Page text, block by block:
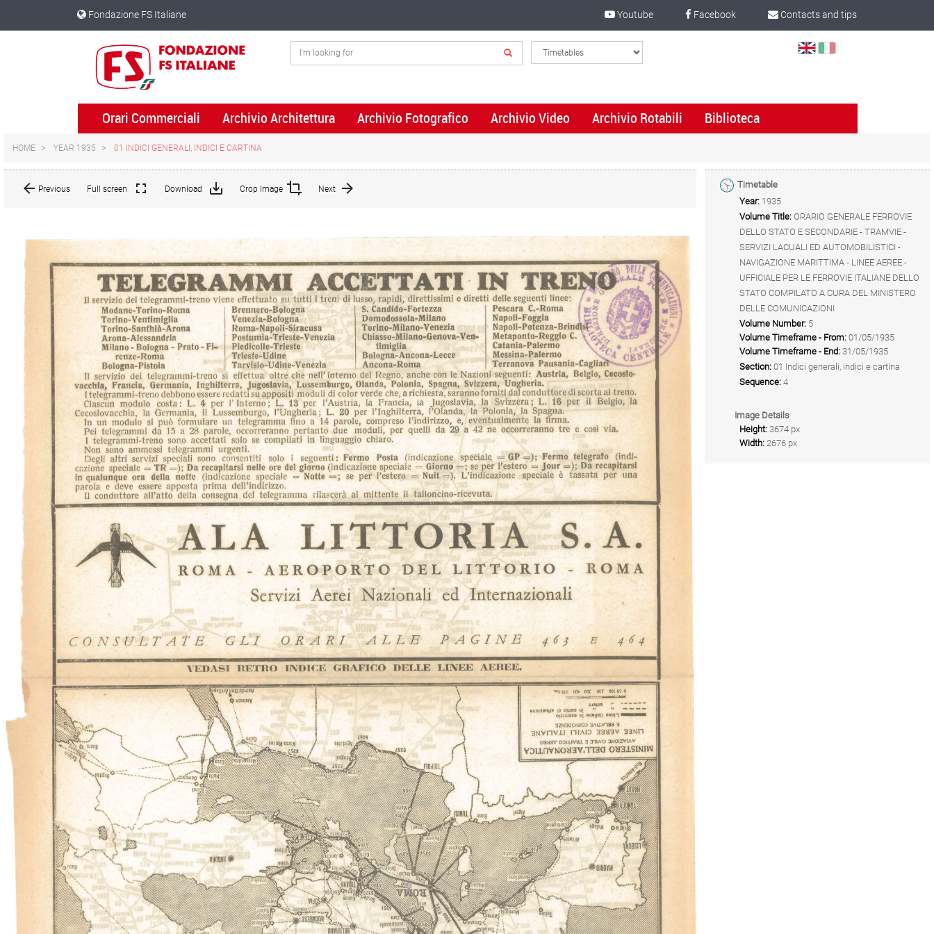
content
navigation
Contacts and tips
Facebook
Youtube
Fondazione FS Italiane
Select
Orari Commerciali Archivio Architettura Archivio Fotografico Archivio Video Archivio Rotabili Biblioteca
HOME YEAR 1935 01 INDICI GENERALI, INDICI E CARTINA
Previous Full screen Download Crop Image Next
Timetable
Year: 1935
Volume Title: ORARIO GENERALE FERROVIE
DELLO STATO E SECONDARIE - TRAMVIE -
SERVIZI LACUALI ED AUTOMOBILISTICI -
NAVIGAZIONE MARITTIMA - LINEE AEREE -
UFFICIALE PER LE FERROVIE ITALIANE DELLO
STATO COMPILATO A CURA DEL MINISTERO
DELLE COMUNICAZIONI
Volume Number: 5
Volume Timeframe - From: 01/05/1935
Volume Timeframe - End: 31/05/1935
Section: 01 Indici generali, indici e cartina
Sequence: 4
Image Details
Height: 3674 px
Width: 2676 px